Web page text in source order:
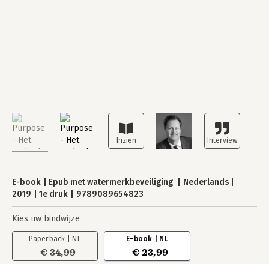
E-book Epub met watermerkbeveiliging
Nederlands
2019
1e druk 9789089654823
Kies uw bindwijze
Paperback | NL
€ 34,99
E-book | NL
€ 23,99